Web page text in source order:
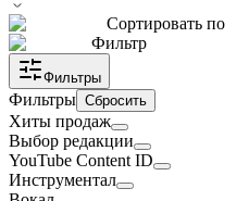
Сортировать по
Фильтр
Фильтры
Фильтры Сбросить
Хиты продаж
Выбор редакции
YouTube Content ID
Инструментал